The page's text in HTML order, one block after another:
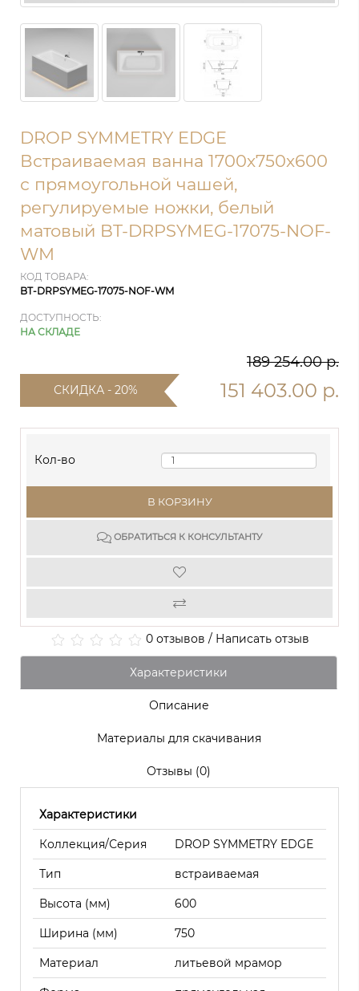
DROP SYMMETRY EDGE
Встраиваемая ванна 1700х750х600
с прямоугольной чашей,
регулируемые ножки, белый
матовый BT-DRPSYMEG-17075-NOF-
WM
КОД ТОВАРА:
BT-DRPSYMEG-17075-NOF-WM
ДОСТУПНОСТЬ:
НА СКЛАДЕ
189 254.00 р.
СКИДКА - 20% 151 403.00 р.
Кол-во
В КОРЗИНУ
ОБРАТИТЬСЯ К КОНСУЛЬТАНТУ
0 отзывов / Написать отзыв
Характеристики
Описание
Материалы для скачивания
Отзывы (0)
Характеристики
Коллекция/Серия DROP SYMMETRY EDGE
Тип встраиваемая
Высота (мм) 600
Ширина (мм) 750
Материал литьевой мрамор